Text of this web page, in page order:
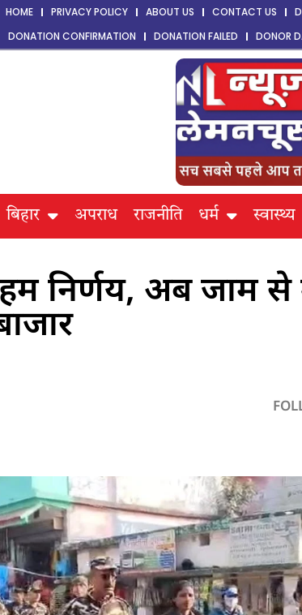
HOME PRIVACY POLICY ABOUT US CONTACT US
DONATION CONFIRMATION
DONATION FAILED DONOR
बिहार अपराध राजनीति धर्म स्वास्थ्य
निर्णय, अब जाम